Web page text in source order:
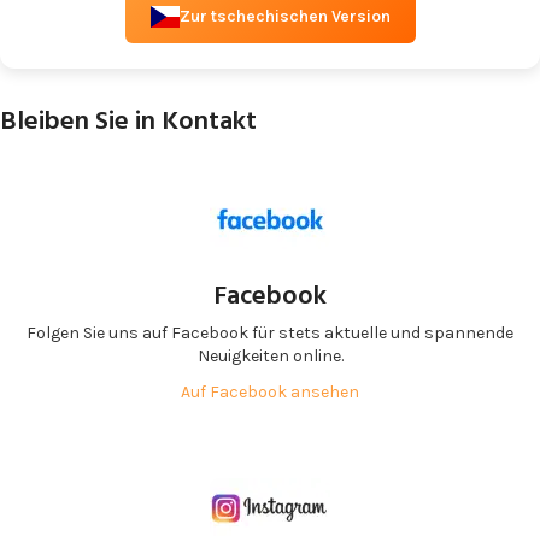
Zur tschechischen Version
Bleiben Sie in Kontakt
Facebook
Folgen Sie uns auf Facebook für stets aktuelle und spannende
Neuigkeiten online.
Auf Facebook ansehen